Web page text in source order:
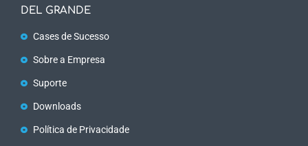
DEL GRANDE
Cases de Sucesso
Sobre a Empresa
Suporte
Downloads
Política de Privacidade